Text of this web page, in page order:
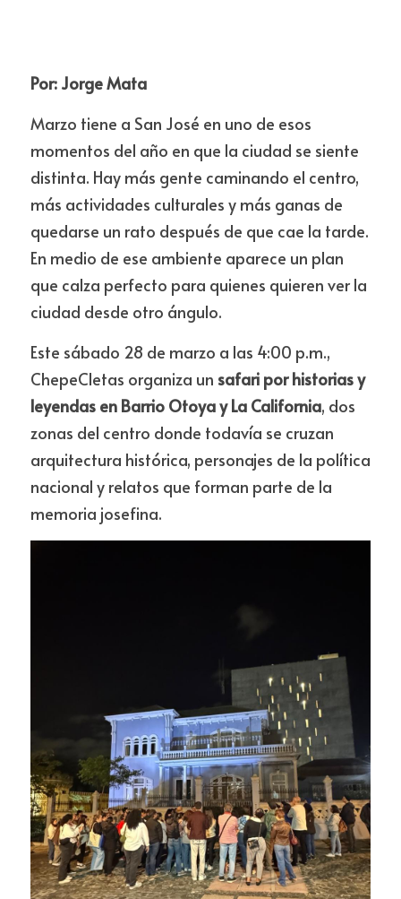
Por: Jorge Mata
Marzo tiene a San José en uno de esos
momentos del año en que la ciudad se siente
distinta. Hay más gente caminando el centro,
más actividades culturales y más ganas de
quedarse un rato después de que cae la tarde.
En medio de ese ambiente aparece un plan
que calza perfecto para quienes quieren ver la
ciudad desde otro ángulo.
Este sábado 28 de marzo a las 4:00 p.m.,
ChepeCletas organiza un safari por historias y
leyendas en Barrio Otoya y La California, dos
zonas del centro donde todavía se cruzan
arquitectura histórica, personajes de la política
nacional y relatos que forman parte de la
memoria josefina.